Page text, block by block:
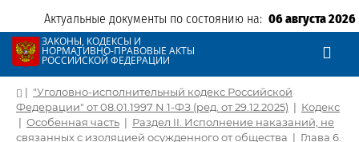
Актуальные документы по состоянию на: 06 августа 2026
ЗАКОНЫ, КОДЕКСЫ И
НОРМАТИВНО-ПРАВОВЫЕ АКТЫ
РОССИЙСКОЙ ФЕДЕРАЦИИ
| "Уголовно-исполнительный кодекс Российской
Федерации" от 08.01.1997 N 1-ФЗ (ред. от 29.12.2025) | Кодекс
| Особенная часть | Раздел II. Исполнение наказаний, не
связанных с изоляцией осужденного от общества | Глава 6.